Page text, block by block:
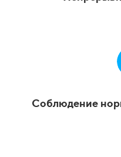
Соблюдение